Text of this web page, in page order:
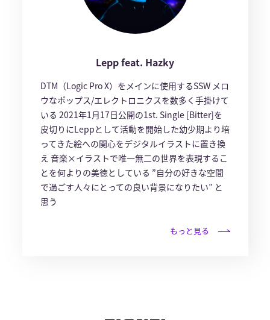
Lepp feat. Hazky
DTM（Logic Pro X）をメインに使用するSSW メロ
ウなポップス/エレクトロニクスを数多く手掛けて
いる 2021年1月17日公開の1st. Single [Bitter]を
皮切りにLeppとして活動を開始した ​幼少期より培
ってきた絵への関心をデジタルイラストに置き換
え 音楽×イラストで唯一無二の世界を表現するこ
とを何よりの美徳としている ”自分の好きな空間
で過ごす人々にとっての良い背景になりたい” と
思う
もっと見る